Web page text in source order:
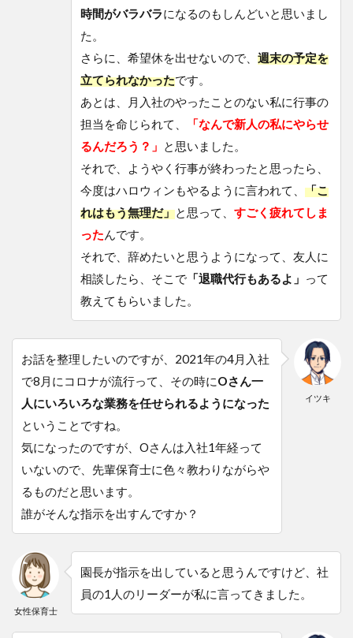
10
ブラ
ック
な保
にい
た時
家庭
内の
も絶
えな
かっ
た…
11
退職
時間がバラバラになるのもしんどいと思いまし
た。
さらに、希望休を出せないので、 週末の予定を
立てられなかったです。
あとは、月入社のやったことのない私に行事の
担当を命じられて、
「なんで新人の私にやらせ
るんだろう？」 と思いました。
それで、ようやく行事が終わったと思ったら、
今度はハロウィンもやるように言われて、 「こ
れはもう無理だ」と思って、 すごく疲れてしま
ったんです。
それで、辞めたいと思うようになって、友人に
相談したら、そこで 「退職代行もあるよ」 って
教えてもらいました。
イツキ
お話を整理したいのですが、2021年の4月入社
で8月にコロナが流行って、その時にOさん一
人にいろいろな業務を任せられるようになった
ということですね。
気になったのですが、Oさんは入社1年経って
いないので、先輩保育士に色々教わりながらや
るものだと思います。
誰がそんな指示を出すんですか？
女性保育士
園長が指示を出していると思うんですけど、社
員の1人のリーダーが私に言ってきました。